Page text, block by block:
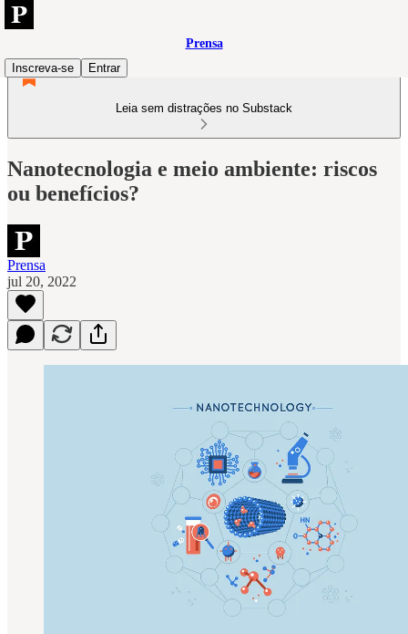
Prensa
Inscreva-se
Entrar
Leia sem distrações no Substack
Nanotecnologia e meio ambiente: riscos
ou benefícios?
Prensa
jul 20, 2022